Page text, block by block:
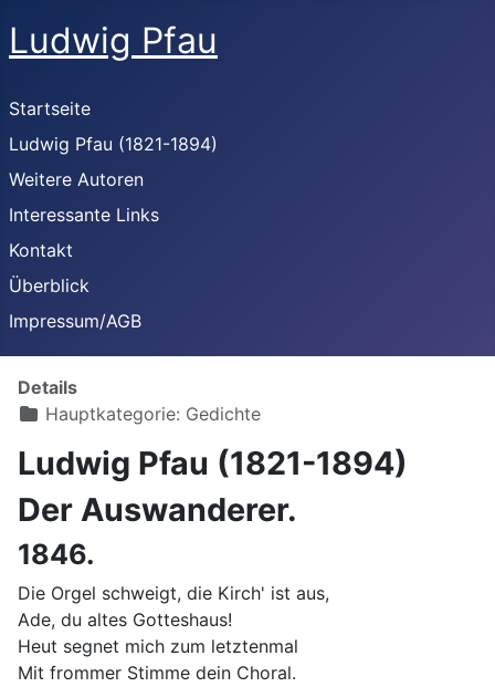
Ludwig Pfau
Startseite
Ludwig Pfau (1821-1894)
Weitere Autoren
Interessante Links
Kontakt
Überblick
Impressum/AGB
Details
Hauptkategorie: Gedichte
Ludwig Pfau (1821-1894)
Der Auswanderer.
1846.
Die Orgel schweigt, die Kirch' ist aus,
Ade, du altes Gotteshaus!
Heut segnet mich zum letztenmal
Mit frommer Stimme dein Choral.